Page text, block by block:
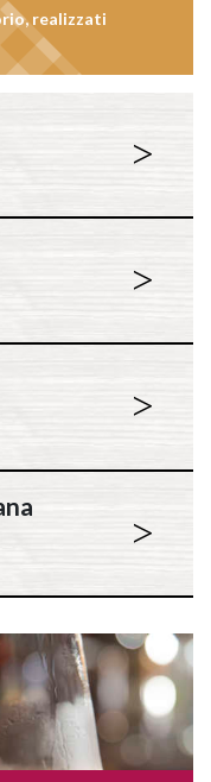
realizzati
>
>
>
>